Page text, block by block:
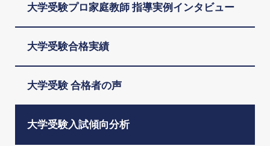
大学受験プロ家庭教師 指導実例インタビュー
大学受験合格実績
大学受験 合格者の声
大学受験入試傾向分析